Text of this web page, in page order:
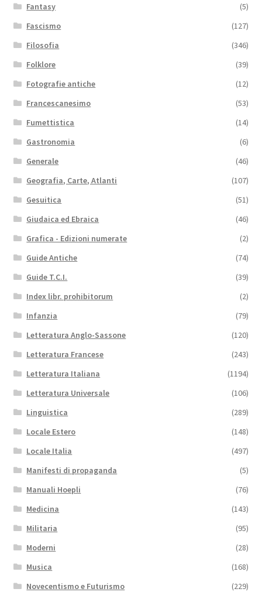
Fantasy
(5)
Fascismo
(127)
Filosofia
(346)
Folklore
(39)
Fotografie antiche
(12)
Francescanesimo
(53)
Fumettistica
(14)
Gastronomia
(6)
Generale
(46)
Geografia, Carte, Atlanti
(107)
Gesuitica
(51)
Giudaica ed Ebraica
(46)
Grafica - Edizioni numerate
(2)
Guide Antiche
(74)
Guide T.C.I.
(39)
Index libr. prohibitorum
(2)
Infanzia
(79)
Letteratura Anglo-Sassone
(120)
Letteratura Francese
(243)
Letteratura Italiana
(1194)
Letteratura Universale
(106)
Linguistica
(289)
Locale Estero
(148)
Locale Italia
(497)
Manifesti di propaganda
(5)
Manuali Hoepli
(76)
Medicina
(143)
Militaria
(95)
Moderni
(28)
Musica
(168)
Novecentismo e Futurismo
(229)